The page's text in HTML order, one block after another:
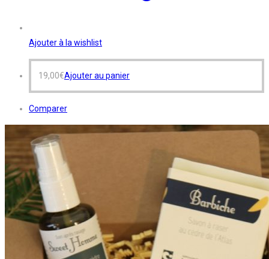
Ajouter à la wishlist
19,00€Ajouter au panier
Comparer